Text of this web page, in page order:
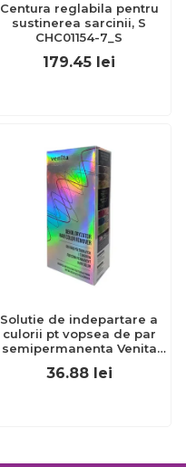
Centura reglabila pentru
sustinerea sarcinii, S
CHC01154-7_S
179.45 lei
Solutie de indepartare a
culorii pt vopsea de par
semipermanenta Venita
Hair Color Remover, 115ml
15 ml
36.88 lei